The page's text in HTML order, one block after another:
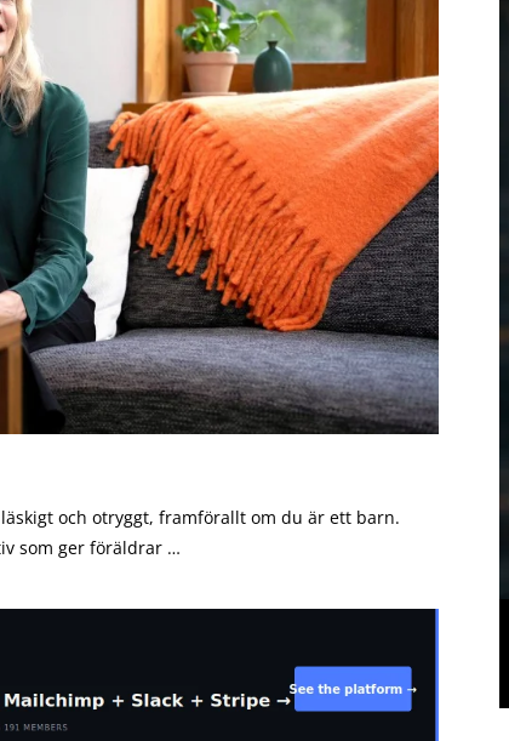
och otryggt, framförallt om du är ett barn.
som ger föräldrar …